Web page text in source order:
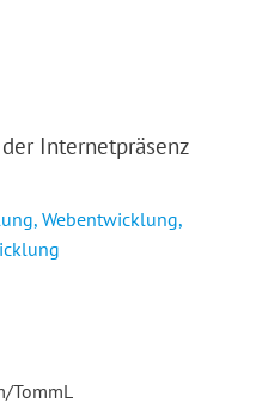
Internetpräsenz
Webentwicklung,
TommL